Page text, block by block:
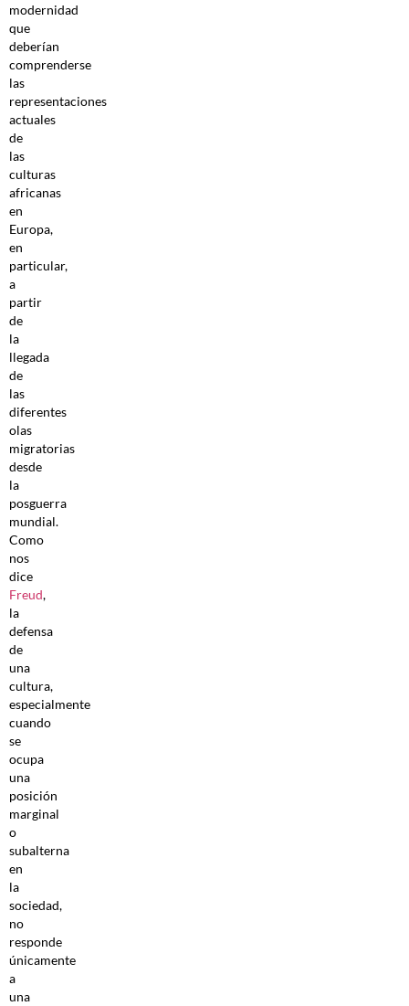
modernidad
que
deberían
comprenderse
las
representaciones
actuales
de
las
culturas
africanas
en
Europa,
en
particular,
a
partir
de
la
llegada
de
las
diferentes
olas
migratorias
desde
la
posguerra
mundial.
Como
nos
dice
Freud,
la
defensa
de
una
cultura,
especialmente
cuando
se
ocupa
una
posición
marginal
o
subalterna
en
la
sociedad,
no
responde
únicamente
a
una